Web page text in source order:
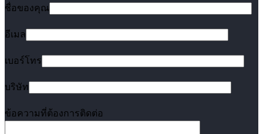
ชื่อของคุณ
อีเมล
เบอร์โทร
บริษัท
ข้อความที่ต้องการติดต่อ